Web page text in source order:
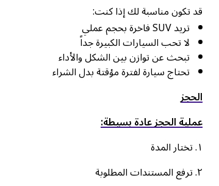
قد تكون مناسبة لك إذا كنت:
تريد SUV فاخرة بحجم عملي
لا تحب السيارات الكبيرة جداً
تبحث عن توازن بين الشكل والأداء
تحتاج سيارة لفترة مؤقتة بدل الشراء
الحجز
عملية الحجز عادة بسيطة:
۱. تختار المدة
٢. ترفع المستندات المطلوبة